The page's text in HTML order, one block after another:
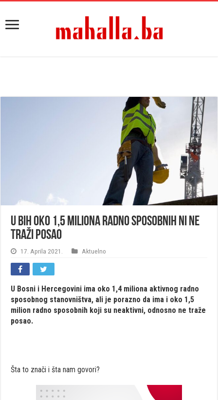
U BiH oko 1,5 miliona radno sposobnih ni ne
traži posao
17. Aprila 2021. Aktuelno
U Bosni i Hercegovini ima oko 1,4 miliona aktivnog radno
sposobnog stanovništva, ali je porazno da ima i oko 1,5
milion radno sposobnih koji su neaktivni, odnosno ne traže
posao.
Šta to znači i šta nam govori?